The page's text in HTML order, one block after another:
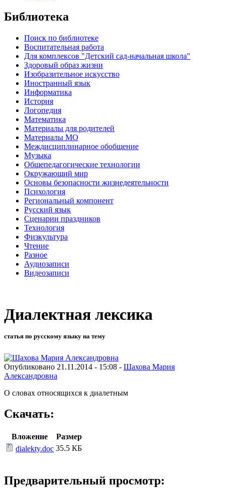
Библиотека
Поиск по библиотеке
Воспитательная работа
Для комплексов "Детский сад-начальная школа"
Здоровый образ жизни
Изобразительное искусство
Иностранный язык
Информатика
История
Логопедия
Математика
Материалы для родителей
Материалы МО
Междисциплинарное обобщение
Музыка
Общепедагогические технологии
Окружающий мир
Основы безопасности жизнедеятельности
Психология
Региональный компонент
Русский язык
Сценарии праздников
Технология
Физкультура
Чтение
Разное
Аудиозаписи
Видеозаписи
Диалектная лексика
статья по русскому языку на тему
Опубликовано 21.11.2014 - 15:08 - Шахова Мария
Александровна
О словах относящихся к диалетным
Скачать:
Вложение
Размер
dialekty.doc 35.5 КБ
Предварительный просмотр: